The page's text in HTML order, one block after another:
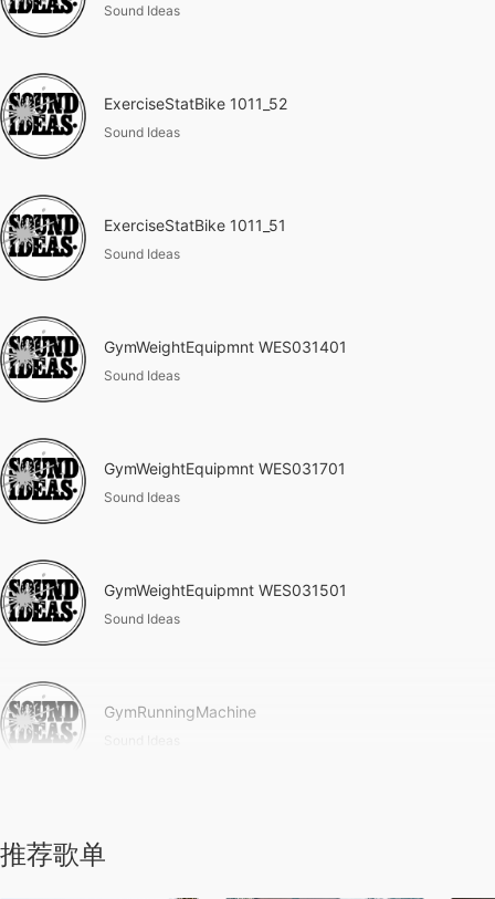
Sound Ideas
ExerciseStatBike 1011_52
Sound Ideas
ExerciseStatBike 1011_51
Sound Ideas
GymWeightEquipmnt WES031401
Sound Ideas
GymWeightEquipmnt WES031701
Sound Ideas
GymWeightEquipmnt WES031501
Sound Ideas
GymRunningMachine
推荐歌单